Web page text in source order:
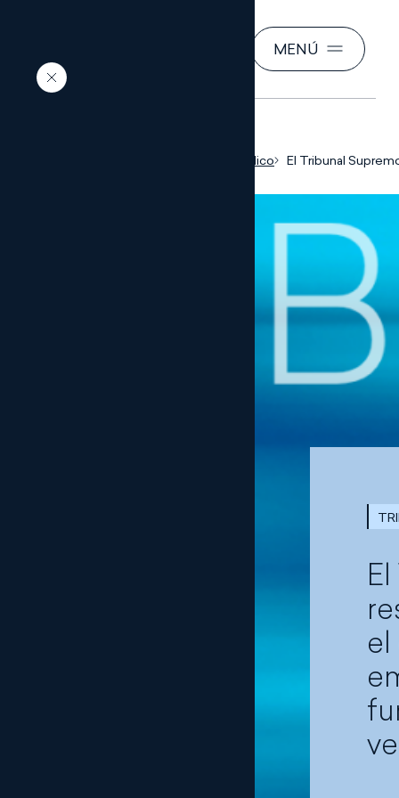
MENÚ
Conocimiento jurídico
El Tribunal
reducción del
empresas
ejercer funciones
retribuidas debe
momento de la